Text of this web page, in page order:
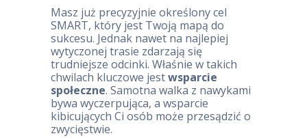
Masz już precyzyjnie określony cel
SMART, który jest Twoją mapą do
sukcesu. Jednak nawet na najlepiej
wytyczonej trasie zdarzają się
trudniejsze odcinki. Właśnie w takich
chwilach kluczowe jestwsparcie
społeczne. Samotna walka z nawykami
bywa wyczerpująca, a wsparcie
kibicujących Ci osób może przesądzić o
zwycięstwie.